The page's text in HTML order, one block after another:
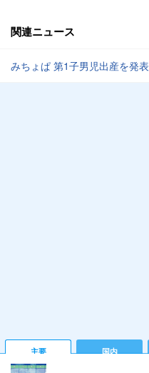
関連ニュース
みちょぱ 第1子男児出産を発表
主要 国内